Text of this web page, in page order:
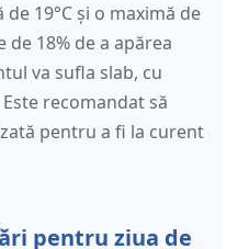
19°C și o maximă de
de 18% de a apărea
va sufla slab, cu
recomandat să
pentru a fi la curent
pentru ziua de